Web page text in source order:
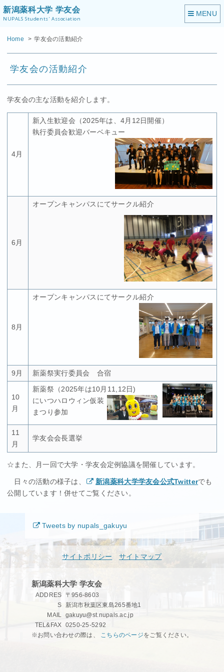
新潟薬科大学 学友会
NUPALS Students' Association
Home 学友会の活動紹介
学友会の活動紹介
学友会の主な活動を紹介します。
4月
新入生歓迎会（2025年は、4月12日開催）
執行委員会歓迎バーベキュー
6月
オープンキャンパスにてサークル紹介
8月
オープンキャンパスにてサークル紹介
9月 新薬祭実行委員会 合宿
10
月
新薬祭（2025年は10月11,12日)
にいつハロウィン仮装
まつり参加
11
月
学友会会長選挙
☆また、月一回で大学・学友会定例協議を開催しています。
日々の活動の様子は、 新潟薬科大学学友会公式Twitterでも
公開しています！併せてご覧ください。
Tweets by nupals_gakuyu
サイトポリシー サイトマップ
新潟薬科大学 学友会
ADDRES
S
〒956-8603
新潟市秋葉区東島265番地1
MAIL gakuyu@st.nupals.ac.jp
TEL&FAX 0250-25-5292
※お問い合わせの際は、 こちらのページをご覧ください。